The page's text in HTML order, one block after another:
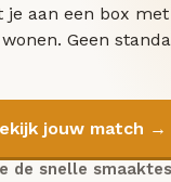
je aan een box
Geen
jouw match →
de snelle